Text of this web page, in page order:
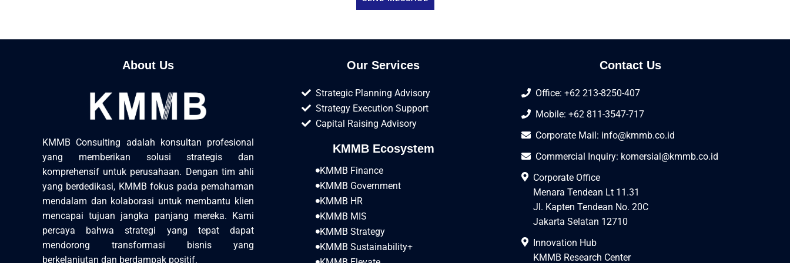
About Us
KMMB Consulting adalah konsultan profesional
yang memberikan solusi strategis dan
komprehensif untuk perusahaan. Dengan tim ahli
yang berdedikasi, KMMB fokus pada pemahaman
mendalam dan kolaborasi untuk membantu klien
mencapai tujuan jangka panjang mereka. Kami
percaya bahwa strategi yang tepat dapat
mendorong transformasi bisnis yang
berkelanjutan dan berdampak positif.
Our Services
Strategic Planning Advisory
Strategy Execution Support
Capital Raising Advisory
KMMB Ecosystem
KMMB Finance
KMMB Government
KMMB HR
KMMB MIS
KMMB Strategy
KMMB Sustainability+
Contact Us
Office: +62 213-8250-407
Mobile: +62 811-3547-717
Corporate Mail: info@kmmb.co.id
Commercial Inquiry: komersial@kmmb.co.id
Corporate Office
Menara Tendean Lt 11.31
Jl. Kapten Tendean No. 20C
Jakarta Selatan 12710
Innovation Hub
KMMB Research Center